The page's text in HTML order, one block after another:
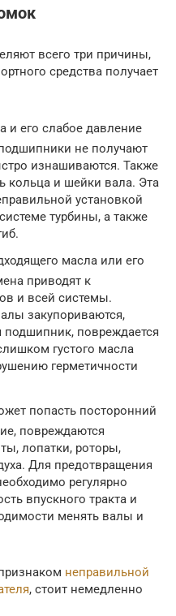
всего три причины,
средства получает
и его слабое давление
не получают
изнашиваются. Также
кольца и шейки вала. Эта
установкой
турбины, а также
масла или его
приводят к
и всей системы.
закупориваются,
повреждается
густого масла
герметичности
попасть посторонний
повреждаются
лопатки, роторы,
Для предотвращения
регулярно
впускного тракта и
менять валы и
неправильной
, стоит немедленно